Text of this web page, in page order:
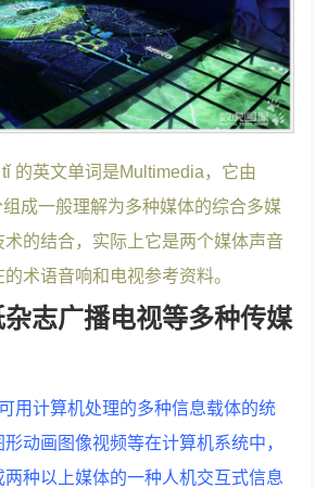
的英文单词是Multimedia，它由
成一般理解为多种媒体的综合多媒
的结合，实际上它是两个媒体声音
术语音响和电视参考资料。
志广播电视等多种传媒
用计算机处理的多种信息载体的统
动画图像视频等在计算机系统中，
种以上媒体的一种人机交互式信息